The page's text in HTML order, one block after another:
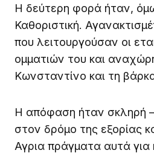
Η δεύτερη φορά ήταν,
Καθοριστική.
που λειτουργούσαν οι
ομματιών του και
Κωνσταντίνο και τη
Η απόφαση ήταν σκληρή
στον δρόμο της εξορίας
Αγρια πράγματα αυτά για